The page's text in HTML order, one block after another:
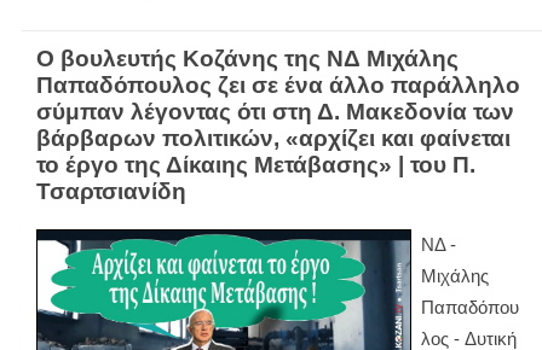
Ο βουλευτής Κοζάνης της ΝΔ Mιχάλης
Παπαδόπουλος ζει σε ένα άλλο παράλληλο
σύμπαν λέγοντας ότι στη Δ. Μακεδονία των
βάρβαρων πολιτικών, «αρχίζει και φαίνεται
το έργο της Δίκαιης Μετάβασης» | του Π.
Τσαρτσιανίδη
ΝΔ -
Mιχάλης
Παπαδόπου
λος - Δυτική